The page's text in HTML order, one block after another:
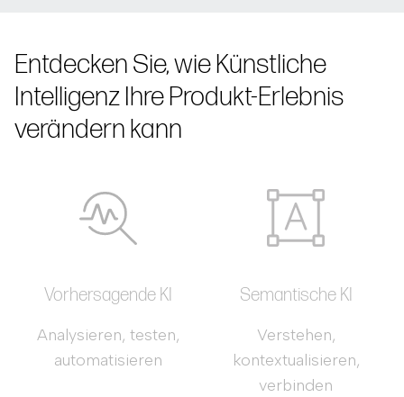
Entdecken Sie, wie Künstliche
Intelligenz Ihre Produkt-Erlebnis
verändern kann
Vorhersagende KI
Analysieren, testen,
automatisieren
Semantische KI
Verstehen,
kontextualisieren,
verbinden